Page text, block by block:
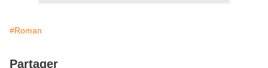
#Roman
Partager